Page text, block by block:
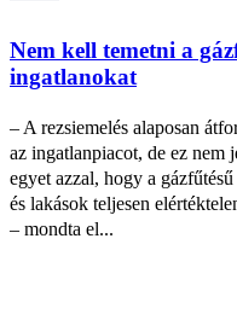
Nem kell temetni a
ingatlanokat
– A rezsiemelés alaposan
az ingatlanpiacot, de ez nem
egyet azzal, hogy a
és lakások teljesen
– mondta el...